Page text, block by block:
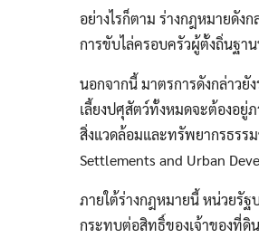
อย่างไรก็ตาม ร่างกฎหมายดังก
การขับไล่ครอบครัวผู้ตั้งถิ่นฐา
นอกจากนี้ มาตรการดังกล่าวยั
เลี้ยงปศุสัตว์ทั้งหมดจะต้องอ
สิ่งแวดล้อมและทรัพยากรธรร
Settlements and Urban
ภายใต้ร่างกฎหมายนี้ หน่วยรั
กระทบต่อสิทธิ์ของเจ้าของที่ดิ